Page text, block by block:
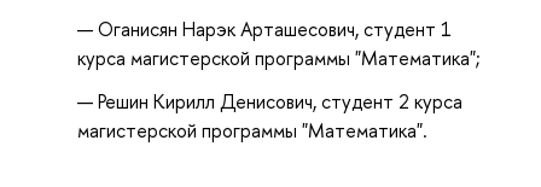
Оганисян Нарэк Арташесович, студент 1
курса магистерской программы "Математика";
Решин Кирилл Денисович, студент 2 курса
магистерской программы "Математика".